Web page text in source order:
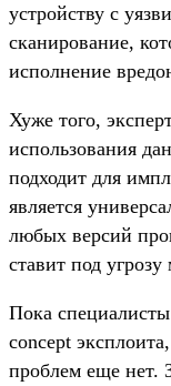
устройству с
сканирование,
исполнение
Хуже того,
использования
подходит для
является
любых версий
ставит под
Пока
concept
проблем еще нет.